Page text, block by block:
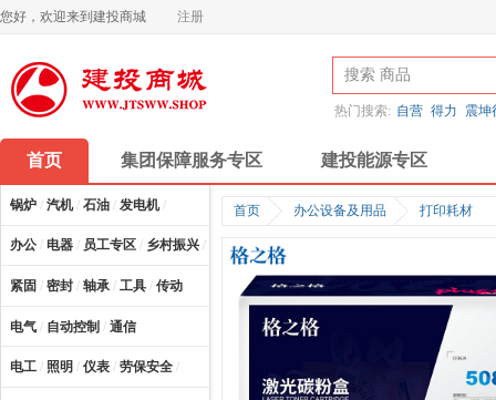
您好，欢迎来到建投商城 注册
热门搜索: 自营 得力 震坤
首页 集团保障服务专区 建投能源专区
锅炉 / 汽机/ 石油 / 发电机/
办公 / 电器 / 员工专区 / 乡村振兴 / 计算机及配件
紧固 / 密封 / 轴承 / 工具 / 传动
电气 / 自动控制 / 通信
电工 / 照明 / 仪表 / 劳保安全 /
首页 办公设备及用品 打印耗材